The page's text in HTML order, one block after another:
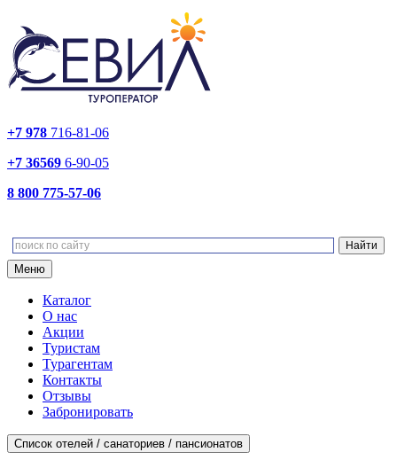
+7 978 716-81-06
+7 36569 6-90-05
8 800 775-57-06
Меню
Каталог
О нас
Акции
Туристам
Турагентам
Контакты
Отзывы
Забронировать
Список отелей / санаториев / пансионатов